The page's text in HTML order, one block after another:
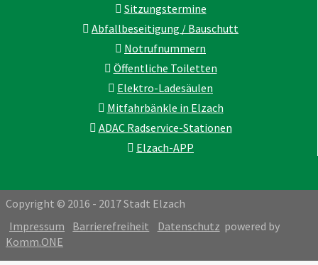
Sitzungstermine
Abfallbeseitigung / Bauschutt
Notrufnummern
Öffentliche Toiletten
Elektro-Ladesäulen
Mitfahrbänkle in Elzach
ADAC Radservice-Stationen
Elzach-APP
Copyright © 2016 - 2017 Stadt Elzach
Impressum
Barrierefreiheit Datenschutz powered by
Komm.ONE